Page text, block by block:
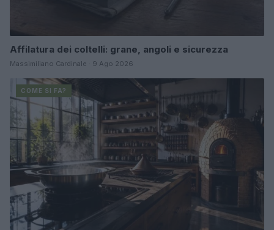
Affilatura dei coltelli: grane, angoli e sicurezza
Massimiliano Cardinale · 9 Ago 2026
COME SI FA?